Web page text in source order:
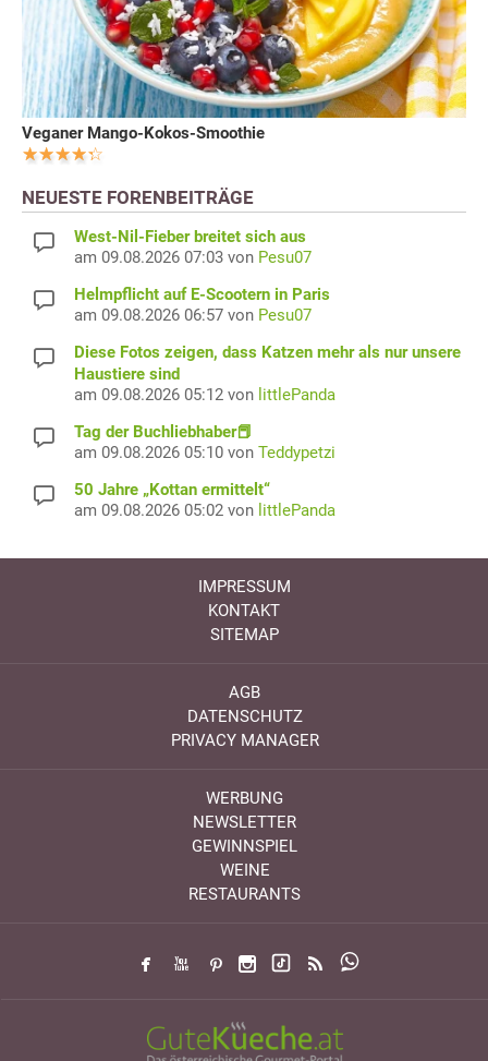
Veganer Mango-Kokos-Smoothie
NEUESTE FORENBEITRÄGE
West-Nil-Fieber breitet sich aus
am 09.08.2026 07:03 von Pesu07
Helmpflicht auf E-Scootern in Paris
am 09.08.2026 06:57 von Pesu07
Diese Fotos zeigen, dass Katzen mehr als nur unsere
Haustiere sind
am 09.08.2026 05:12 von littlePanda
Tag der Buchliebhaber📕
am 09.08.2026 05:10 von Teddypetzi
50 Jahre „Kottan ermittelt“
am 09.08.2026 05:02 von littlePanda
IMPRESSUM
KONTAKT
SITEMAP
AGB
DATENSCHUTZ
PRIVACY MANAGER
WERBUNG
NEWSLETTER
GEWINNSPIEL
WEINE
RESTAURANTS